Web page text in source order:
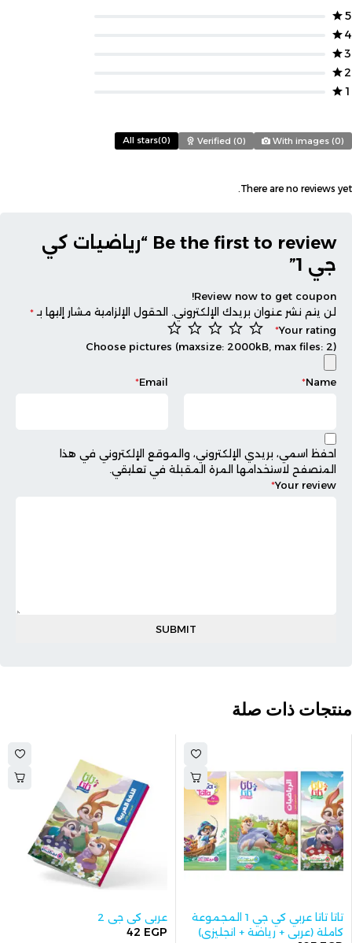
5
4
3
2
1
With images (0)
Verified (0)
All stars(0)
There are no reviews yet.
Be the first to review “رياضيات كي
جي 1”
Review now to get coupon!
لن يتم نشر عنوان بريدك الإلكتروني.
الحقول الإلزامية مشار إليها بـ *
Your rating
*
Your review
*
Choose pictures (maxsize: 2000kB, max files: 2)
Name
*
Email
*
احفظ اسمي، بريدي الإلكتروني، والموقع الإلكتروني في هذا
المتصفح لاستخدامها المرة المقبلة في تعليقي.
منتجات ذات صلة
-19%
تاتا تاتا عربي كي جي 1 المجموعة
كاملة (عربي + رياضة + انجليزي)
عربي كي جي 2
42 EGP